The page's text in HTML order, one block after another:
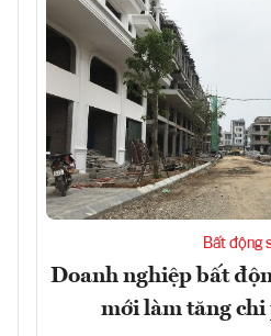
Bất động
Doanh nghiệp bất
mới làm tăng